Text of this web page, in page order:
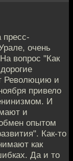
пресс-
очень
вопрос "Как
Революцию и
привело
И
и
опытом
Как-то
как
Да и то